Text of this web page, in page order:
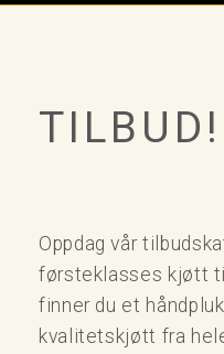
TILBUD!
Oppdag vår
førsteklasses kjøtt
finner du et
kvalitetskjøtt fra